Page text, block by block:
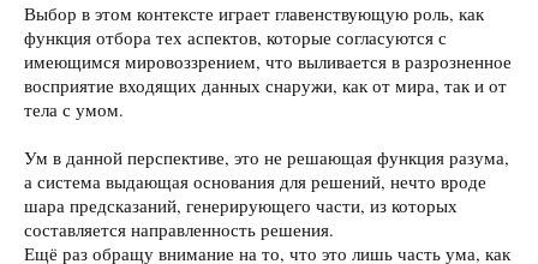
Выбор в этом контексте играет главенствующую роль, как
функция отбора тех аспектов, которые согласуются с
имеющимся мировоззрением, что выливается в разрозненное
восприятие входящих данных снаружи, как от мира, так и от
тела с умом.
Ум в данной перспективе, это не решающая функция разума,
а система выдающая основания для решений, нечто вроде
шара предсказаний, генерирующего части, из которых
составляется направленность решения.
Ещё раз обращу внимание на то, что это лишь часть ума, как